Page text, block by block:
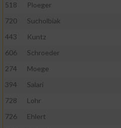
518
Ploeger
720
Sucholbiak
443
Kuntz
606
Schroeder
274
Moege
394
Salari
728
Lohr
726
Ehlert